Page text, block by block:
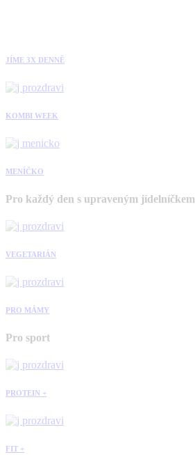
JÍME 3X DENNĚ
KOMBI WEEK
MENÍČKO
Pro každý den s upraveným jídelníčkem
VEGETARIÁN
PRO MÁMY
Pro sport
PROTEIN +
FIT +